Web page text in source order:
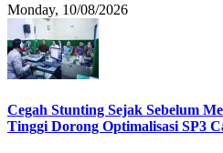
Monday, 10/08/2026
Cegah Stunting Sejak Sebelum
Tinggi Dorong Optimalisasi SP3